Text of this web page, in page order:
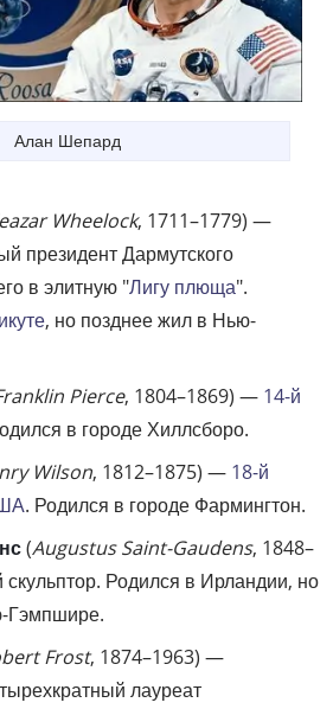
Алан Шепард
Wheelock, 1711–1779) —
президент Дармутского
в элитную "Лигу плюща".
, но позднее жил в Нью-
Pierce, 1804–1869) — 14-й
в городе Хиллсборо.
Wilson, 1812–1875) — 18-й
. Родился в городе Фармингтон.
(Augustus Saint-Gaudens, 1848–
Родился в Ирландии, но
Гэмпшире.
Frost, 1874–1963) —
лауреат